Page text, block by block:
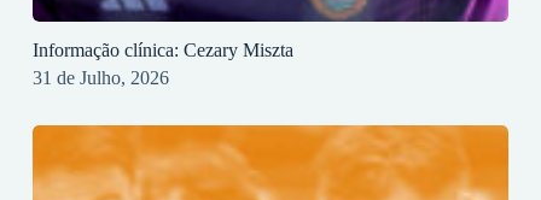
Informação clínica: Cezary Miszta
31 de Julho, 2026